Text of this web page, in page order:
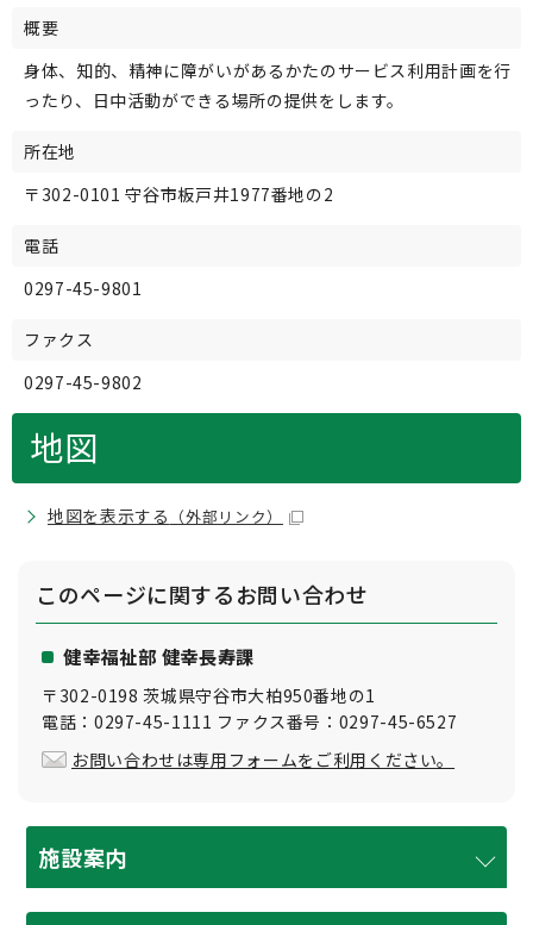
概要
身体、知的、精神に障がいがあるかたのサービス利用計画を行
ったり、日中活動ができる場所の提供をします。
所在地
〒302-0101 守谷市板戸井1977番地の2
電話
0297-45-9801
ファクス
0297-45-9802
地図
地図を表示する （外部リンク）
このページに関するお問い合わせ
健幸福祉部 健幸長寿課
〒302-0198 茨城県守谷市大柏950番地の1
電話：0297-45-1111 ファクス番号：0297-45-6527
お問い合わせは専用フォームをご利用ください。
施設案内